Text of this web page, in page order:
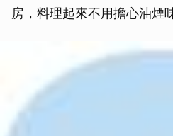
房，料理起來不用擔心油煙